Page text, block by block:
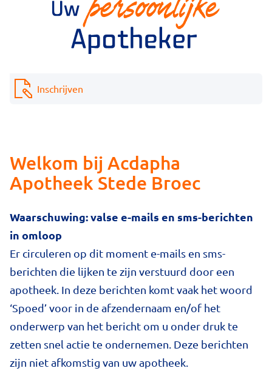
Inschrijven
Welkom bij Acdapha
Apotheek Stede Broec
Waarschuwing: valse e-mails en sms-berichten
in omloop
Er circuleren op dit moment e-mails en sms-
berichten die lijken te zijn verstuurd door een
apotheek. In deze berichten komt vaak het woord
‘Spoed’ voor in de afzendernaam en/of het
onderwerp van het bericht om u onder druk te
zetten snel actie te ondernemen. Deze berichten
zijn niet afkomstig van uw apotheek.